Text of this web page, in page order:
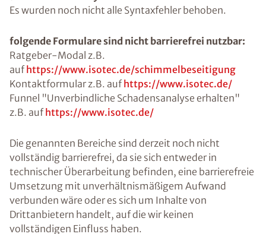
Es wurden noch nicht alle Syntaxfehler behoben.
folgende Formulare sind nicht barrierefrei nutzbar:
Ratgeber-Modal z.B.
auf https://www.isotec.de/schimmelbeseitigung
Kontaktformular z.B. auf https://www.isotec.de/
Funnel "Unverbindliche Schadensanalyse erhalten"
z.B. auf https://www.isotec.de/
Die genannten Bereiche sind derzeit noch nicht
vollständig barrierefrei, da sie sich entweder in
technischer Überarbeitung befinden, eine barrierefreie
Umsetzung mit unverhältnismäßigem Aufwand
verbunden wäre oder es sich um Inhalte von
Drittanbietern handelt, auf die wir keinen
vollständigen Einfluss haben.